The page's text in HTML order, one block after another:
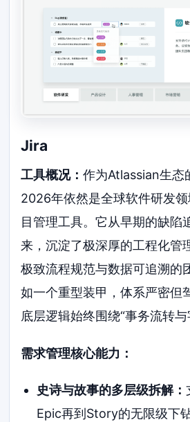
Jira
工具概况：作为Atlassian生态
2026年依然是全球软件研发
目管理工具。它从早期的缺陷
来，沉淀了极深厚的工程化管
极致流程规范与数据可追溯的
如一个重型装甲，体系严密但
底层逻辑始终围绕“事务流转与
需求管理核心能力：
史诗与故事的多层级拆解：
Epic再到Story的无限级下